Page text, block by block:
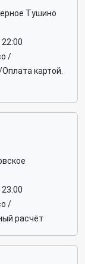
Тушино
/
картой.
/
расчёт